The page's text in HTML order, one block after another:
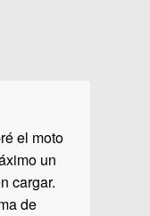
el moto
un
cargar.
de